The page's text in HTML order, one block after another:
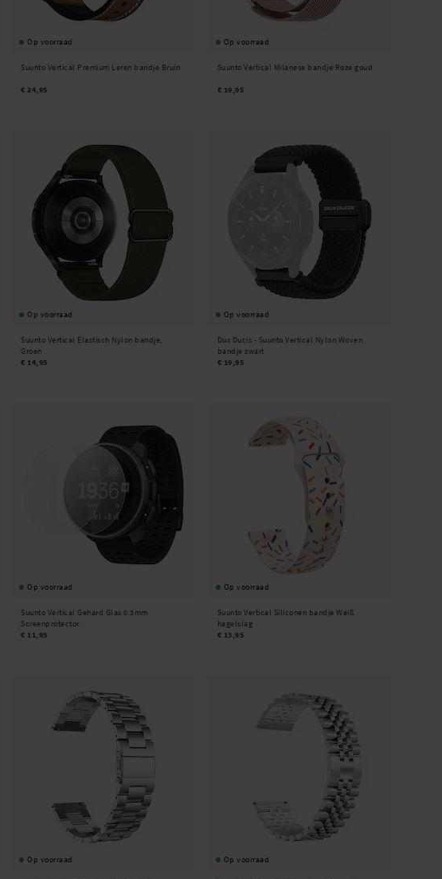
Op voorraad
Suunto Vertical Premium Leren bandje Bruin
€ 24,95
Op voorraad
Suunto Vertical Milanese bandje Roze goud
€ 19,95
Op voorraad
Suunto Vertical Elastisch Nylon bandje,
Groen
€ 14,95
Op voorraad
Dux Ducis - Suunto Vertical Nylon Woven
bandje zwart
€ 19,95
Op voorraad
Suunto Vertical Gehard Glas 0.3mm
Screenprotector
€ 11,95
Op voorraad
Suunto Vertical Siliconen bandje Weiß
hagelslag
€ 13,95
Op voorraad Op voorraad